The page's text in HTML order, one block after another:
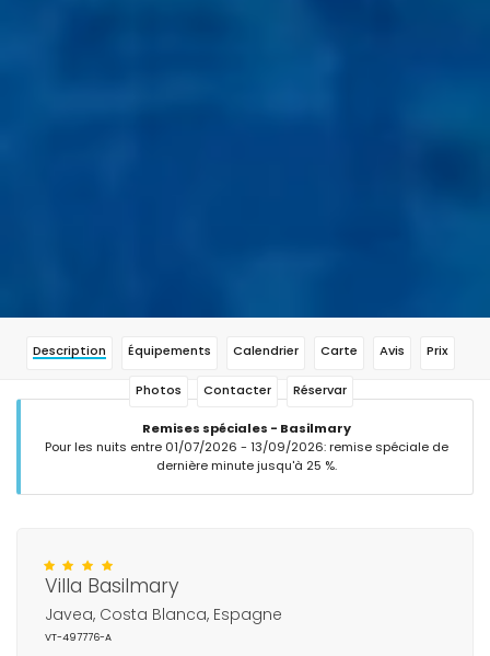
Description Équipements Calendrier Carte Avis Prix
Photos Contacter Réservar
Remises spéciales - Basilmary
Pour les nuits entre 01/07/2026 - 13/09/2026: remise spéciale de
dernière minute jusqu'à 25 %.
Villa Basilmary
Javea, Costa Blanca, Espagne
VT-497776-A